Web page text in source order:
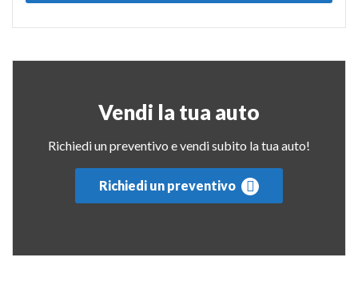
Vendi la tua auto
Richiedi un preventivo e vendi subito la tua auto!
Richiedi un preventivo